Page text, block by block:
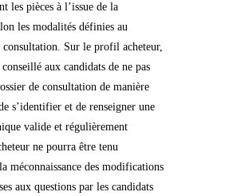
les pièces à l’issue de la
les modalités définies au
consultation. Sur le profil acheteur,
aux candidats de ne pas
de consultation de manière
s’identifier et de renseigner une
valide et régulièrement
ne pourra être tenu
méconnaissance des modifications
aux questions par les candidats